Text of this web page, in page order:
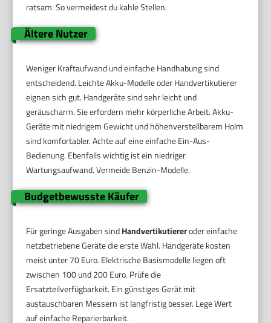
ratsam. So vermeidest du kahle Stellen.
Ältere Nutzer
Weniger Kraftaufwand und einfache Handhabung sind
entscheidend. Leichte Akku-Modelle oder Handvertikutierer
eignen sich gut. Handgeräte sind sehr leicht und
geräuscharm. Sie erfordern mehr körperliche Arbeit. Akku-
Geräte mit niedrigem Gewicht und höhenverstellbarem Holm
sind komfortabler. Achte auf eine einfache Ein-Aus-
Bedienung. Ebenfalls wichtig ist ein niedriger
Wartungsaufwand. Vermeide Benzin-Modelle.
Budgetbewusste Käufer
Für geringe Ausgaben sindHandvertikutiereroder einfache
netzbetriebene Geräte die erste Wahl. Handgeräte kosten
meist unter 70 Euro. Elektrische Basismodelle liegen oft
zwischen 100 und 200 Euro. Prüfe die
Ersatzteilverfügbarkeit. Ein günstiges Gerät mit
austauschbaren Messern ist langfristig besser. Lege Wert
auf einfache Reparierbarkeit.